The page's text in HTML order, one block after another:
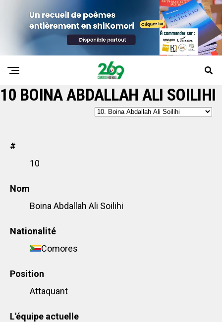
10 BOINA ABDALLAH ALI SOILIHI
#
10
Nom
Boina Abdallah Ali Soilihi
Nationalité
Comores
Position
Attaquant
L'équipe actuelle